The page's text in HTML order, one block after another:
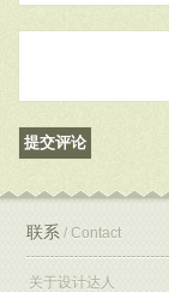
联系 / Contact
关于设计达人